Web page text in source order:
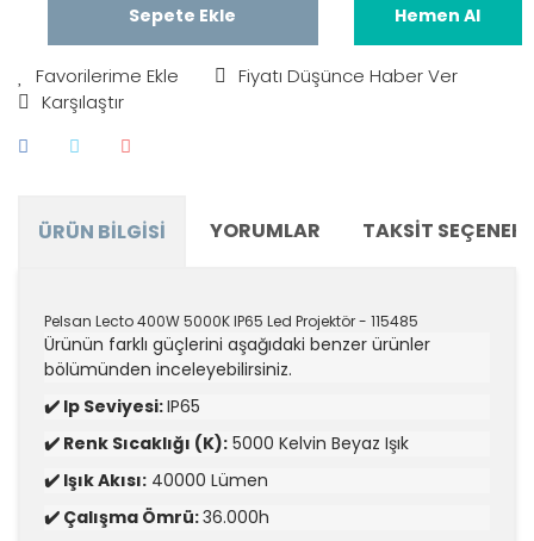
Sepete Ekle Hemen Al
Fiyatı Düşünce Haber Ver
Karşılaştır
ÜRÜN BILGISI YORUMLAR TAKSIT
Pelsan Lecto 400W 5000K IP65 Led Projektör - 115485
Ürünün farklı güçlerini aşağıdaki benzer ürünler
bölümünden inceleyebilirsiniz.
✔️ Ip Seviyesi:IP65
✔️ Renk Sıcaklığı (K): 5000 Kelvin Beyaz Işık
✔️ Işık Akısı: 40000 Lümen
✔️ Çalışma Ömrü:36.000h